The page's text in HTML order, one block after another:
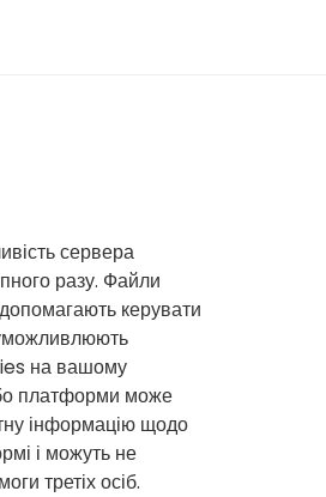
сервера
разу. Файли
керувати
на вашому
платформи може
інформацію щодо
і можуть не
третіх осіб.